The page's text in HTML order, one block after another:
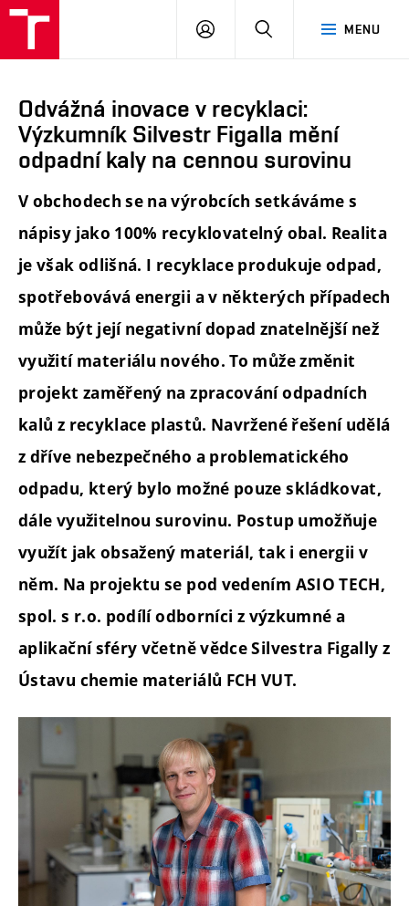
MENU
PŘIHLÁSIT
Odvážná inovace v recyklaci:
Výzkumník Silvestr Figalla mění
odpadní kaly na cennou surovinu
V obchodech se na výrobcích setkáváme s
nápisy jako 100% recyklovatelný obal. Realita
je však odlišná. I recyklace produkuje odpad,
spotřebovává energii a v některých případech
může být její negativní dopad znatelnější než
využití materiálu nového. To může změnit
projekt zaměřený na zpracování odpadních
kalů z recyklace plastů. Navržené řešení udělá
z dříve nebezpečného a problematického
odpadu, který bylo možné pouze skládkovat,
dále využitelnou surovinu. Postup umožňuje
využít jak obsažený materiál, tak i energii v
něm. Na projektu se pod vedením ASIO TECH,
spol. s r.o. podílí odborníci z výzkumné a
aplikační sféry včetně vědce Silvestra Figally z
Ústavu chemie materiálů FCH VUT.